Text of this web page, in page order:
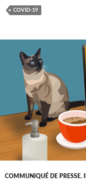
COVID-19
COMMUNIQUÉ DE PRESSE,